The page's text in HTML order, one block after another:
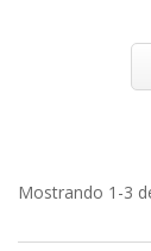
Mostrando 1-3